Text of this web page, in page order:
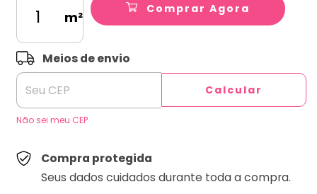
m²
Comprar Agora
Entregas para o CEP:
Meios de envio
Calcular
Não sei meu CEP
Compra protegida
Seus dados cuidados durante toda a compra.